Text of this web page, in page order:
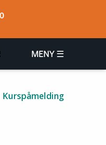
MENY ☰
Kurspåmelding